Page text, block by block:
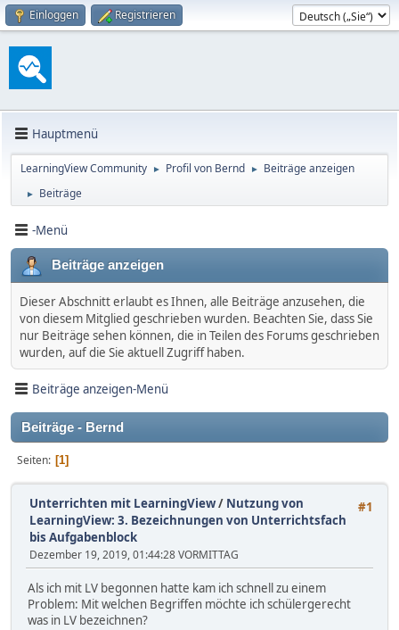
Einloggen Registrieren
Hauptmenü
LearningView Community ► Profil von Bernd ► Beiträge anzeigen
► Beiträge
-Menü
Beiträge anzeigen
Dieser Abschnitt erlaubt es Ihnen, alle Beiträge anzusehen, die
von diesem Mitglied geschrieben wurden. Beachten Sie, dass Sie
nur Beiträge sehen können, die in Teilen des Forums geschrieben
wurden, auf die Sie aktuell Zugriff haben.
Beiträge anzeigen-Menü
Beiträge - Bernd
Seiten 1
#1
Unterrichten mit LearningView/ Nutzung von
LearningView: 3. Bezeichnungen von Unterrichtsfach
bis Aufgabenblock
Dezember 19, 2019, 01:44:28 VORMITTAG
Als ich mit LV begonnen hatte kam ich schnell zu einem
Problem: Mit welchen Begriffen möchte ich schülergerecht
was in LV bezeichnen?